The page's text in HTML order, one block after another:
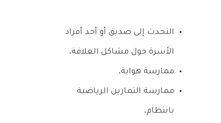
التحدث إلى صديق أو أحد أفراد
الأسرة حول مشاكل العلاقة.
ممارسة هواية.
ممارسة التمارين الرياضية
بانتظام.